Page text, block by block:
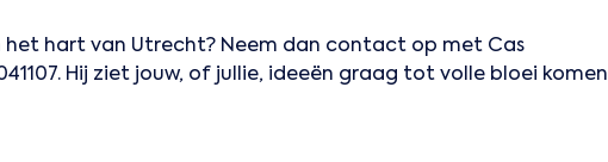
het hart van Utrecht? Neem dan contact op met Cas
Hij ziet jouw, of jullie, ideeën graag tot volle bloei komen